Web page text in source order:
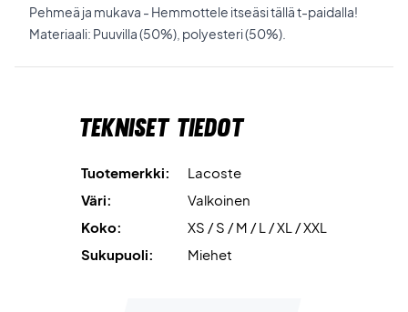
Pehmeä ja mukava - Hemmottele itseäsi tällä t-paidalla!
Materiaali: Puuvilla (50%), polyesteri (50%).
Tekniset tiedot
Tuotemerkki:
Lacoste
Väri:
Valkoinen
Koko:
XS / S / M / L / XL / XXL
Sukupuoli:
Miehet